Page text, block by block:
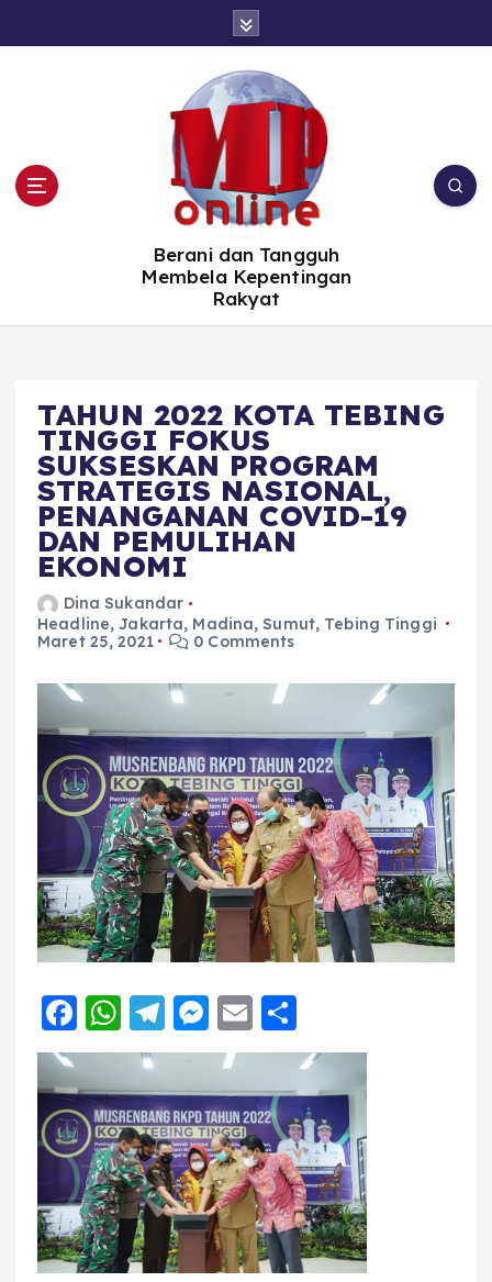
Berani dan Tangguh
Membela Kepentingan
Rakyat
TAHUN 2022 KOTA TEBING
TINGGI FOKUS
SUKSESKAN PROGRAM
STRATEGIS NASIONAL,
PENANGANAN COVID-19
DAN PEMULIHAN
EKONOMI
Dina Sukandar
Headline,Jakarta, Madina,Sumut, Tebing Tinggi
Maret 25, 2021
0 Comments
F
a
c
e
b
o
o
k
W
h
a
ts
A
p
p
T
el
e
g
r
a
m
M
e
ss
e
n
g
er
E
m
ai
l
h
a
re